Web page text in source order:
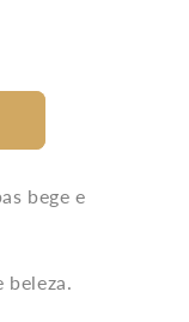
bege e
beleza.